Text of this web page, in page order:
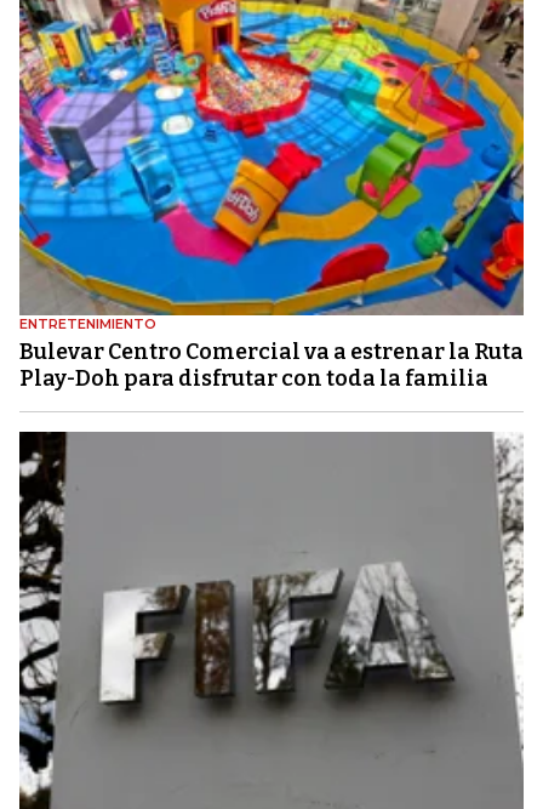
ENTRETENIMIENTO
Bulevar Centro Comercial va a estrenar la Ruta
Play-Doh para disfrutar con toda la familia